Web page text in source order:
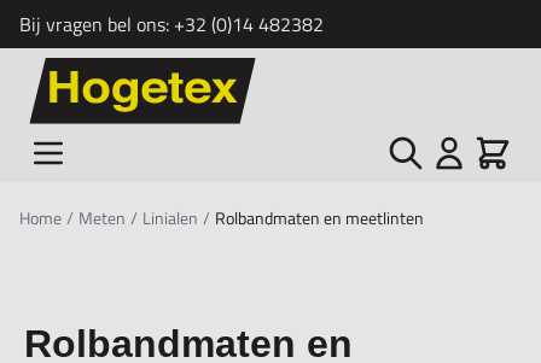
Bij vragen bel ons: +32 (0)14 482382
Ga naar de inhoud
Zoek Cart
Home/ Meten / Linialen / Rolbandmaten en meetlinten
Rolbandmaten en